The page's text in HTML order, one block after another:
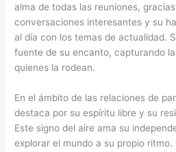
alma de todas las reuniones,
conversaciones interesantes y su
al día con los temas de actualidad.
fuente de su encanto, capturando
quienes la rodean.
En el ámbito de las relaciones de
destaca por su espíritu libre y su
Este signo del aire ama su
explorar el mundo a su propio